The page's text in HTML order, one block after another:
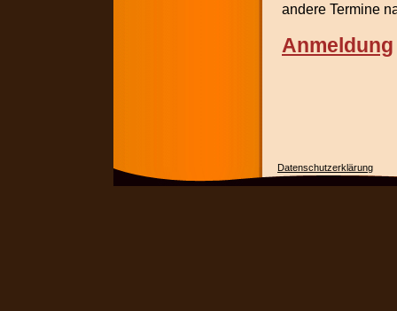
andere Termine
Anmeldung
Datenschutzerklärung